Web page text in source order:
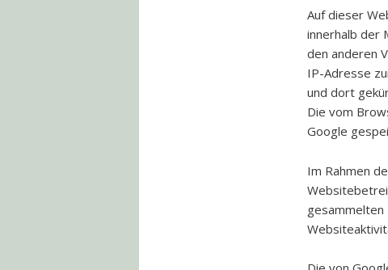
Auf dieser
innerhalb der
den anderen
IP-Adresse
und dort
Die vom
Google
Im Rahmen